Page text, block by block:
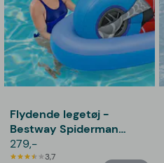
Flydende legetøj -
Bestway Spiderman
Ride-On
279,-
3,7